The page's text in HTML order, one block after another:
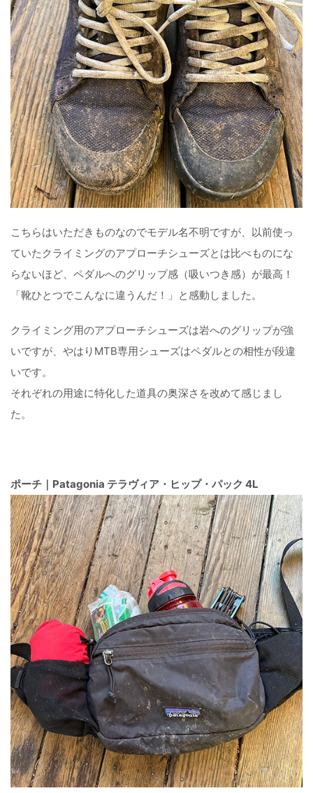
こちらはいただきものなのでモデル名不明ですが、以前使っ
ていたクライミングのアプローチシューズとは比べものにな
らないほど、ペダルへのグリップ感（吸いつき感）が最高！
「靴ひとつでこんなに違うんだ！」と感動しました。
クライミング用のアプローチシューズは岩へのグリップが強
いですが、やはりMTB専用シューズはペダルとの相性が段違
いです。
それぞれの用途に特化した道具の奥深さを改めて感じまし
た。
ポーチ｜Patagonia テラヴィア・ヒップ・パック 4L